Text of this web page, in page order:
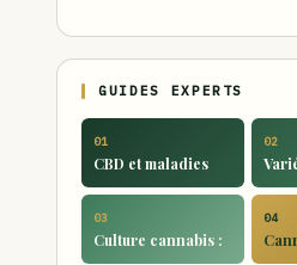
GUIDES EXPERTS
01
CBD et maladies
02
03
Culture cannabis :
04